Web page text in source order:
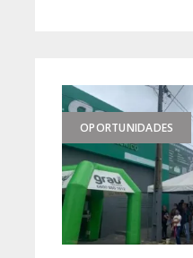
OPORTUNIDADES